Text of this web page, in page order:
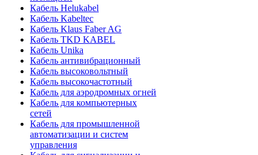
Кабель Helukabel
Кабель Kabeltec
Кабель Klaus Faber AG
Кабель TKD KABEL
Кабель Unika
Кабель антивибрационный
Кабель высоковольтный
Кабель высокочастотный
Кабель для аэродромных огней
Кабель для компьютерных
сетей
Кабель для промышленной
автоматизации и систем
управления